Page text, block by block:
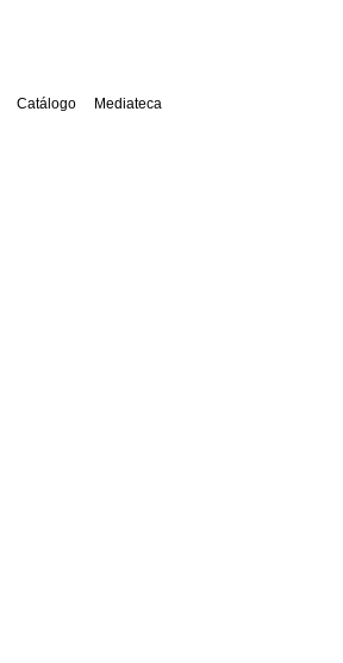
Catálogo Mediateca